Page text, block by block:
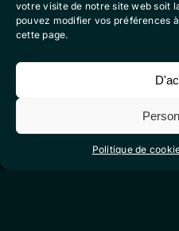
votre visite de notre site web soit
pouvez modifier vos préférences
cette page.
Politique de
Colibri Vidéo
conditions générales de
Suivez-nous sur